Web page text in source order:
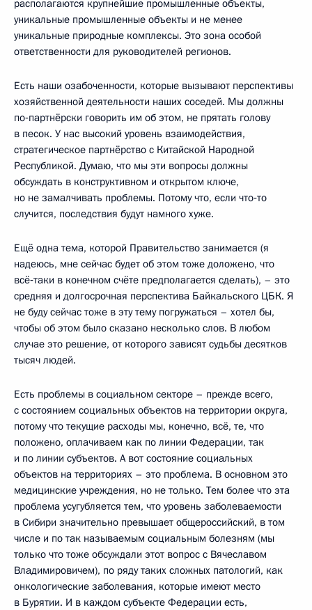
располагаются крупнейшие промышленные объекты,
уникальные промышленные объекты и не менее
уникальные природные комплексы. Это зона особой
ответственности для руководителей регионов.
Есть наши озабоченности, которые вызывают перспективы
хозяйственной деятельности наших соседей. Мы должны
по‑партнёрски говорить им об этом, не прятать голову
в песок. У нас высокий уровень взаимодействия,
стратегическое партнёрство с Китайской Народной
Республикой. Думаю, что мы эти вопросы должны
обсуждать в конструктивном и открытом ключе,
но не замалчивать проблемы. Потому что, если что‑то
случится, последствия будут намного хуже.
Ещё одна тема, которой Правительство занимается (я
надеюсь, мне сейчас будет об этом тоже доложено, что
всё‑таки в конечном счёте предполагается сделать), – это
средняя и долгосрочная перспектива Байкальского ЦБК. Я
не буду сейчас тоже в эту тему погружаться – хотел бы,
чтобы об этом было сказано несколько слов. В любом
случае это решение, от которого зависят судьбы десятков
тысяч людей.
Есть проблемы в социальном секторе – прежде всего,
с состоянием социальных объектов на территории округа,
потому что текущие расходы мы, конечно, всё, те, что
положено, оплачиваем как по линии Федерации, так
и по линии субъектов. А вот состояние социальных
объектов на территориях – это проблема. В основном это
медицинские учреждения, но не только. Тем более что эта
проблема усугубляется тем, что уровень заболеваемости
в Сибири значительно превышает общероссийский, в том
числе и по так называемым социальным болезням (мы
только что тоже обсуждали этот вопрос с Вячеславом
Владимировичем), по ряду таких сложных патологий, как
онкологические заболевания, которые имеют место
в Бурятии. И в каждом субъекте Федерации есть,